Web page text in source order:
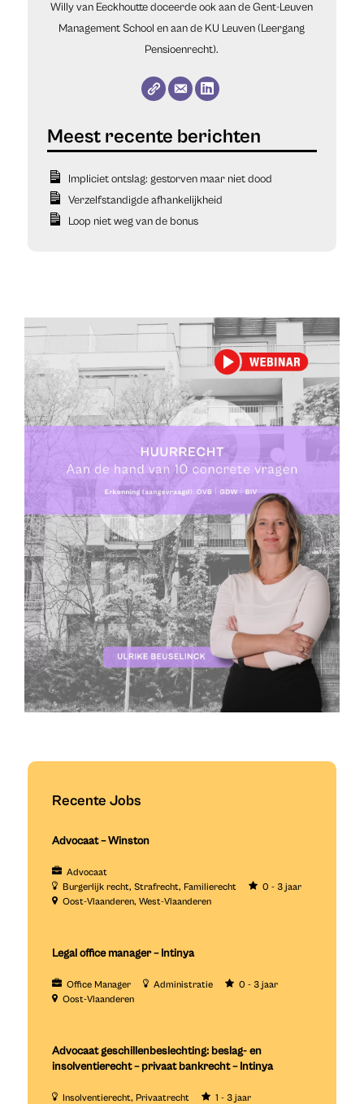
Willy van Eeckhoutte doceerde ook aan de Gent-Leuven
Management School en aan de KU Leuven (Leergang
Pensioenrecht).
Impliciet ontslag: gestorven maar niet dood
Verzelfstandigde afhankelijkheid
Loop niet weg van de bonus
Recente Jobs
Advocaat – Winston
Advocaat
Burgerlijk recht Strafrecht Familierecht
0 - 3 jaar
Oost-Vlaanderen West-Vlaanderen
Legal office manager – Intinya
Office Manager Administratie
0 - 3 jaar
Oost-Vlaanderen
Advocaat geschillenbeslechting: beslag- en
insolventierecht – privaat bankrecht – Intinya
Insolventierecht Privaatrecht 1 - 3 jaar